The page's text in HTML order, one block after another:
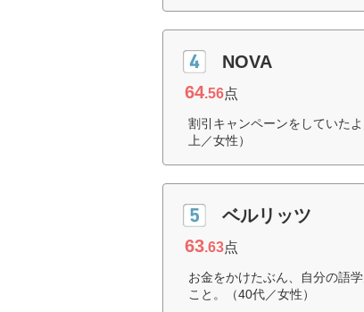
NOVA
64.56点
割引キャンペーンをしていた
上／女性）
ベルリッツ
63.63点
お金をかけたぶん、自分の語
こと。（40代／女性）